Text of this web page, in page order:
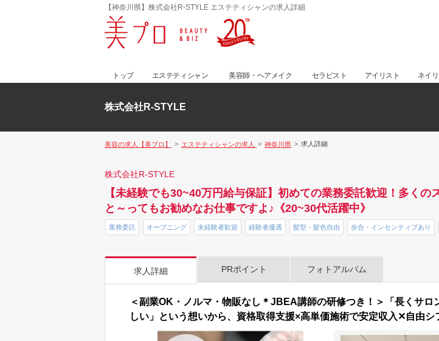
【神奈川県】株式会社R-STYLE エステティシャンの求人詳細
トップ エステティシャン 美容師・ヘアメイク セラピスト アイリスト ネイ
株式会社R-STYLE
美容の求人【美プロ】 エステティシャンの求人 神奈川県 求人詳細
株式会社R-STYLE
【未経験でも30~40万円給与保証】初めての業務委託歓迎！多くの
と～ってもお勧めなお仕事ですよ♪《20~30代活躍中》
業務委託 オープニング 未経験者歓迎 経験者優遇 髪型・髪色自由 歩合・インセンティブあり
求人詳細 PRポイント フォトアルバム
＜副業OK・ノルマ・物販なし＊JBEA講師の研修つき！＞「長くサロ
しい」という想いから、資格取得支援×高単価施術で安定収入✕自由シ